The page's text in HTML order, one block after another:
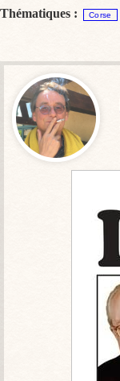
Thématiques : Corse